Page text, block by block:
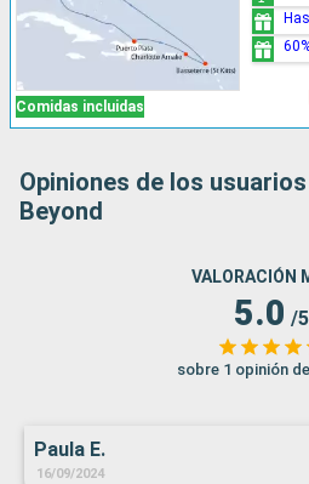
Comidas incluidas
Opiniones de los
Beyond
VALORACIÓN
5.0 /5
sobre 1 opinión
Paula E.
16/09/2024